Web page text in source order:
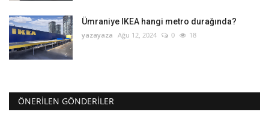
Ümraniye IKEA hangi metro durağında?
yazayaza Ağu 12, 2024 0 18
ÖNERILEN GÖNDERILER